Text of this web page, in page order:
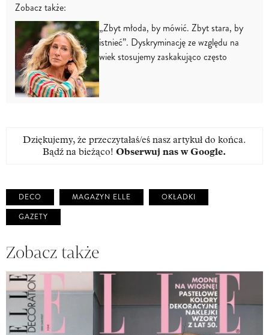
Zobacz także:
„Zbyt młoda, by mówić. Zbyt stara, by
istnieć”. Dyskryminację ze względu na
wiek stosujemy zaskakująco często
Dziękujemy, że przeczytałaś/eś nasz artykuł do końca.
Bądź na bieżąco! Obserwuj nas w Google.
DECO MAGAZYN ELLE
OKŁADKI
GAZETY
Zobacz także